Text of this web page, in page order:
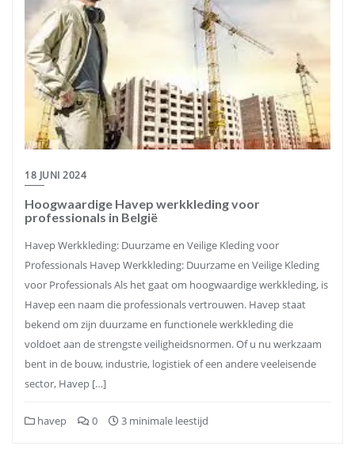
18 JUNI 2024
Hoogwaardige Havep werkkleding voor
professionals in België
Havep Werkkleding: Duurzame en Veilige Kleding voor
Professionals Havep Werkkleding: Duurzame en Veilige Kleding
voor Professionals Als het gaat om hoogwaardige werkkleding, is
Havep een naam die professionals vertrouwen. Havep staat
bekend om zijn duurzame en functionele werkkleding die
voldoet aan de strengste veiligheidsnormen. Of u nu werkzaam
bent in de bouw, industrie, logistiek of een andere veeleisende
sector, Havep […]
havep 0 3 minimale leestijd